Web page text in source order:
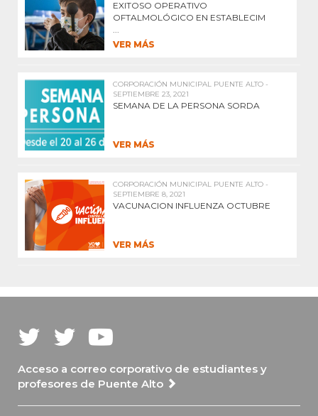
EXITOSO OPERATIVO
OFTALMOLÓGICO EN ESTABLECIM
VER MÁS
CORPORACIÓN MUNICIPAL PUENTE ALTO -
SEPTIEMBRE 23, 2021
SEMANA DE LA PERSONA SORDA
VER MÁS
CORPORACIÓN MUNICIPAL PUENTE ALTO -
SEPTIEMBRE 8, 2021
VACUNACION INFLUENZA OCTUBRE
VER MÁS
Acceso a correo corporativo de estudiantes y
profesores de Puente Alto